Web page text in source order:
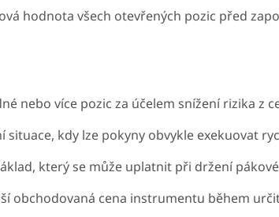
hodnota všech otevřených pozic před
nebo více pozic za účelem snížení rizika z
situace, kdy lze pokyny obvykle exekuovat
který se může uplatnit při držení
obchodovaná cena instrumentu během